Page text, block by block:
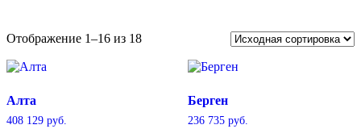
Отображение 1–16 из 18
Алта
408 129 руб.
Берген
236 735 руб.